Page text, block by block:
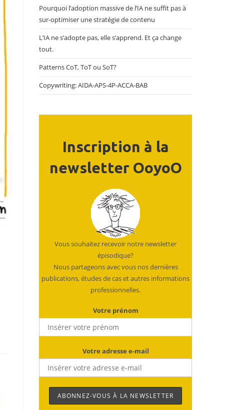
Pourquoi l’adoption massive de l’IA ne suffit pas à
sur-optimiser une stratégie de contenu
L’IA ne s’adopte pas, elle s’apprend. Et ça change
tout.
Patterns CoT, ToT ou SoT?
Copywriting: AIDA-APS-4P-ACCA-BAB
Inscription à la
newsletter OoyoO
Vous souhaitez recevoir notre newsletter
épisodique?
Nous partageons avec vous nos dernières
publications, études de cas et autres informations
professionnelles.
Votre prénom
Votre adresse e-mail